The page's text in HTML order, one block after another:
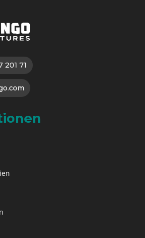
201 71